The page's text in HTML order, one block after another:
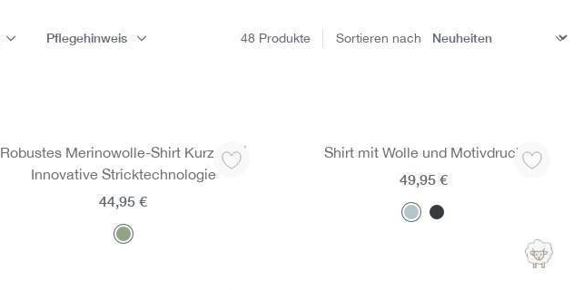
48 Produkte Sortieren nach
Pflegehinweis
Robustes Merinowolle-Shirt Kurzarm |
Innovative Stricktechnologie
44,95 €
Shirt mit Wolle und Motivdruck
49,95 €